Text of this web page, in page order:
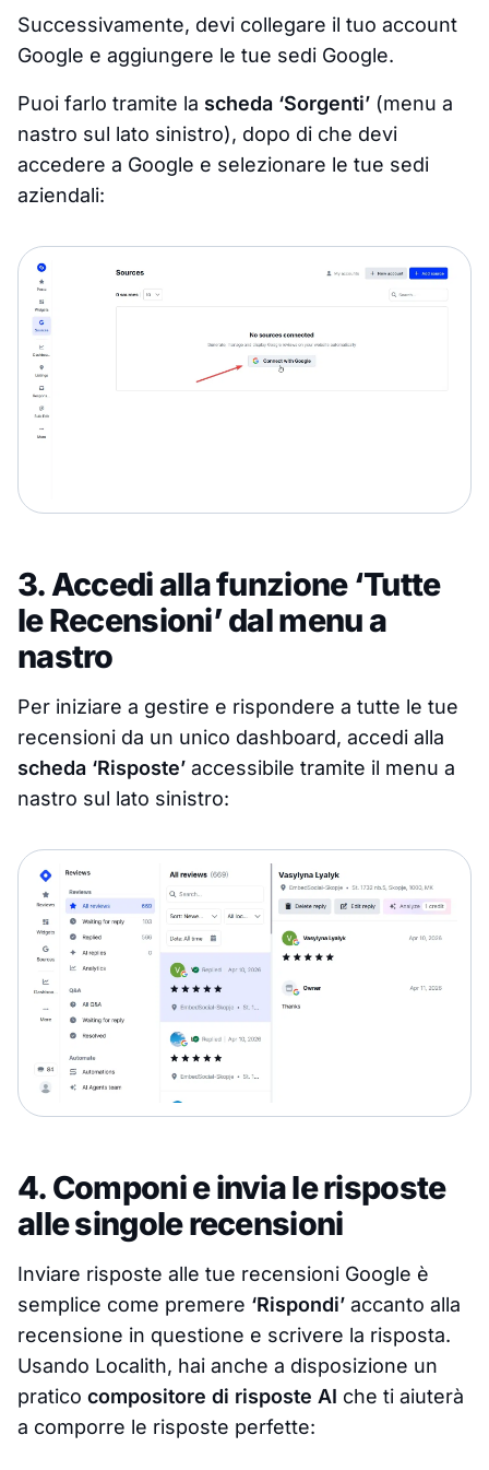
Successivamente, devi collegare il tuo account
Google e aggiungere le tue sedi Google.
Puoi farlo tramite la scheda ‘Sorgenti’ (menu a
nastro sul lato sinistro), dopo di che devi
accedere a Google e selezionare le tue sedi
aziendali:
3. Accedi alla funzione ‘Tutte
le Recensioni’ dal menu a
nastro
Per iniziare a gestire e rispondere a tutte le tue
recensioni da un unico dashboard, accedi alla
scheda ‘Risposte’ accessibile tramite il menu a
nastro sul lato sinistro:
4. Componi e invia le risposte
alle singole recensioni
Inviare risposte alle tue recensioni Google è
semplice come premere ‘Rispondi’ accanto alla
recensione in questione e scrivere la risposta.
Usando Localith, hai anche a disposizione un
pratico compositore di risposte AI che ti aiuterà
a comporre le risposte perfette: